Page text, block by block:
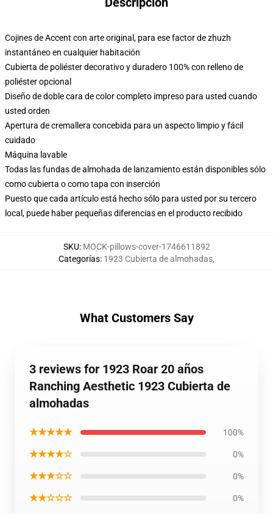
Cojines de Accent con arte original, para ese factor de zhuzh
instantáneo en cualquier habitación
Cubierta de poliéster decorativo y duradero 100% con relleno de
poliéster opcional
Diseño de doble cara de color completo impreso para usted cuando
usted orden
Apertura de cremallera concebida para un aspecto limpio y fácil
cuidado
Máquina lavable
Todas las fundas de almohada de lanzamiento están disponibles sólo
como cubierta o como tapa con inserción
Puesto que cada artículo está hecho sólo para usted por su tercero
local, puede haber pequeñas diferencias en el producto recibido
SKU: MOCK-pillows-cover-1746611892
Categorías: 1923 Cubierta de almohadas,
What Customers Say
3 reviews for 1923 Roar 20 años
Ranching Aesthetic 1923 Cubierta de
almohadas
★★★★★ 100%
★★★★☆ 0%
★★★☆☆ 0%
★★☆☆☆ 0%